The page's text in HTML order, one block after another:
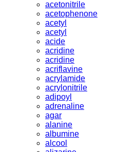
acetonitrile
acetophenone
acetyl
acetyl
acide
acridine
acridine
acriflavine
acrylamide
acrylonitrile
adipoyl
adrenaline
agar
alanine
albumine
alcool